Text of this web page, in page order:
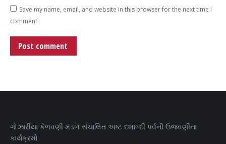
Save my name, email, and website in this browser for the next time I
comment.
Post comment
ગોઝારીયા કેળવણી મંડળ સંચાલિત અષ્ટ દશાબ્દી પર્વની ઉજવણીના
કાર્યક્રમો